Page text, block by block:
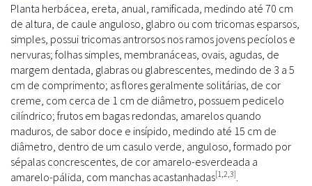
Planta herbácea, ereta, anual, ramificada, medindo até 70 cm
de altura, de caule anguloso, glabro ou com tricomas esparsos,
simples, possui tricomas antrorsos nos ramos jovens pecíolos e
nervuras; folhas simples, membranáceas, ovais, agudas, de
margem dentada, glabras ou glabrescentes, medindo de 3 a 5
cm de comprimento; as flores geralmente solitárias, de cor
creme, com cerca de 1 cm de diâmetro, possuem pedicelo
cilíndrico; frutos em bagas redondas, amarelos quando
maduros, de sabor doce e insípido, medindo até 15 cm de
diâmetro, dentro de um casulo verde, anguloso, formado por
sépalas concrescentes, de cor amarelo-esverdeada a
amarelo-pálida, com manchas acastanhadas[1,2,3]